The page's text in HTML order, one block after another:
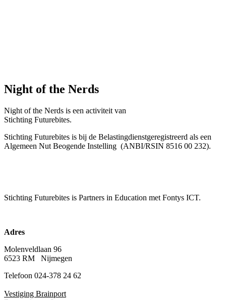
Night of the Nerds
Night of the Nerds is een activiteit van
Stichting Futurebites.
Stichting Futurebites is bij de Belastingdienstgeregistreerd als een
Algemeen Nut Beogende Instelling (ANBI/RSIN 8516 00 232).
Stichting Futurebites is Partners in Education met Fontys ICT.
Adres
Molenveldlaan 96
6523 RM Nijmegen
Telefoon 024-378 24 62
Vestiging Brainport